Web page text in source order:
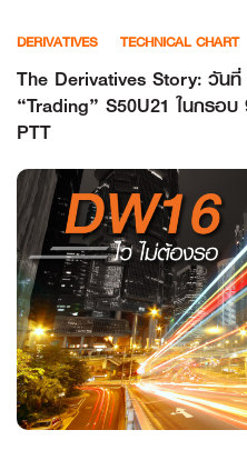
content
DERIVATIVES TECHNICAL CHART
The Derivatives Story: วัน
“Trading” S50U21 ในกร
PTT